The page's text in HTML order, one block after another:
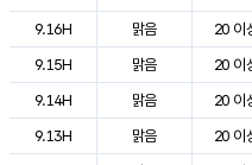
9.16H
맑음 20 이
9.15H
맑음 20 이
9.14H
맑음 20 이
9.13H
맑음 20 이